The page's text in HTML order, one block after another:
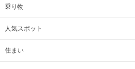
乗り物
人気スポット
住まい